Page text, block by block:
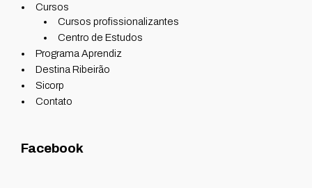
Cursos
Cursos profissionalizantes
Centro de Estudos
Programa Aprendiz
Destina Ribeirão
Sicorp
Contato
Facebook